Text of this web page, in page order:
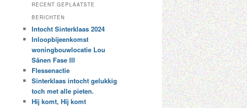
e
e
n
b
e
a
a
l
d
k
i
n
h
t
a
r
c
h
i
RECENT GEPLAATSTE
BERICHTEN
Intocht Sinterklaas 2024
Inloopbijeenkomst
woningbouwlocatie Lou
Sânen Fase III
Flessenactie
Sinterklaas intocht gelukkig
toch met alle pieten.
Hij komt, Hij komt